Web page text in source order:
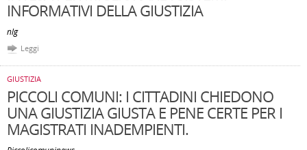
INFORMATIVI DELLA GIUSTIZIA
nlg
Leggi
GIUSTIZIA
PICCOLI COMUNI: I CITTADINI CHIEDONO
UNA GIUSTIZIA GIUSTA E PENE CERTE PER I
MAGISTRATI INADEMPIENTI.